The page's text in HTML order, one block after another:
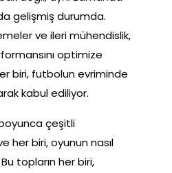
gelişmiş durumda.
ve ileri mühendislik,
optimize
biri, futbolun evriminde
kabul ediliyor.
çeşitli
her biri, oyunun nasıl
topların her biri,